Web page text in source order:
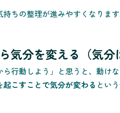
ちの整理が進みやすくなります
気分を変える（気分
ら行動しよう」と思うと、動け
こすことで気分が変わる とい